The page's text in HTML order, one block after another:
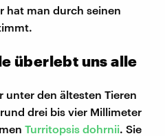
hat man durch seinen
überlebt uns alle
unter den ältesten Tieren
drei bis vier Millimeter
Turritopsis dohrnii. Sie